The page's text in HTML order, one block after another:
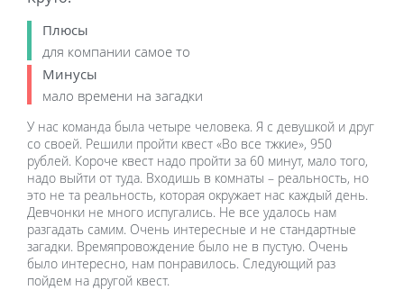
Плюсы
для компании самое то
Минусы
мало времени на загадки
У нас команда была четыре человека. Я с девушкой и друг
со своей. Решили пройти квест «Во все тжкие», 950
рублей. Короче квест надо пройти за 60 минут, мало того,
надо выйти от туда. Входишь в комнаты – реальность, но
это не та реальность, которая окружает нас каждый день.
Девчонки не много испугались. Не все удалось нам
разгадать самим. Очень интересные и не стандартные
загадки. Времяпровождение было не в пустую. Очень
было интересно, нам понравилось. Следующий раз
пойдем на другой квест.